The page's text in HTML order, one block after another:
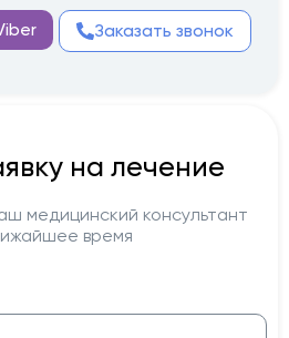
Заказать звонок
на лечение
медицинский консультант
время